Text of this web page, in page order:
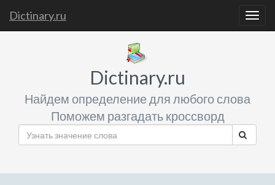
Dictinary.ru
Dictinary.ru
Найдем определение для любого слова
Поможем разгадать кроссворд